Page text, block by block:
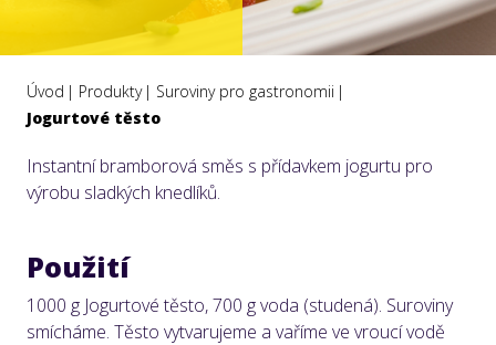
Úvod Produkty
Suroviny pro gastronomii
Jogurtové těsto
Instantní bramborová směs s přídavkem jogurtu pro
výrobu sladkých knedlíků.
Použití
1000 g Jogurtové těsto, 700 g voda (studená). Suroviny
smícháme. Těsto vytvarujeme a vaříme ve vroucí vodě